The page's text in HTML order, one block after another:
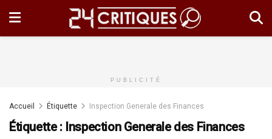
PUBLICITÉ
Accueil Étiquette Inspection Generale des Finances
Étiquette : Inspection Generale des Finances